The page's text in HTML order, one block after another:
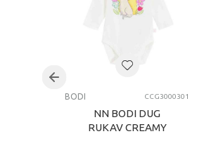
BODI CCG3000301
NN BODI DUG
RUKAV CREAMY